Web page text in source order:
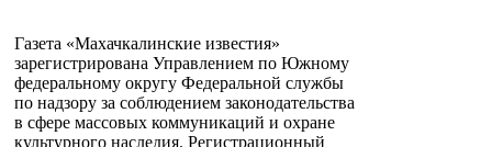
Газета «Махачкалинские известия»
зарегистрирована Управлением по Южному
федеральному округу Федеральной службы
по надзору за соблюдением законодательства
в сфере массовых коммуникаций и охране
культурного наследия. Регистрационный